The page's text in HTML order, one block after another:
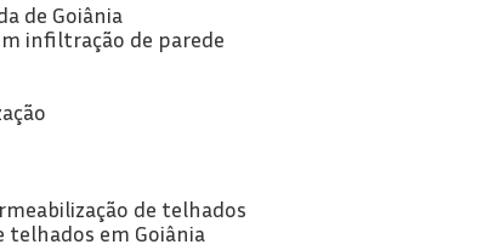
de Goiânia
infiltração de parede
de telhados
telhados em Goiânia